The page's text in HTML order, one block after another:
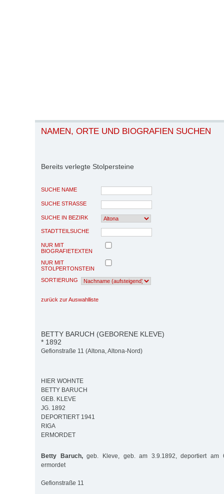
NAMEN, ORTE UND BIOGRAFIEN SUCHEN
Bereits verlegte Stolpersteine
SUCHE NAME
SUCHE STRASSE
SUCHE IN BEZIRK
STADTTEILSUCHE
NUR MIT
BIOGRAFIETEXTEN
NUR MIT
STOLPERTONSTEIN
SORTIERUNG
zurück zur Auswahlliste
BETTY BARUCH (GEBORENE KLEVE)
* 1892
Gefionstraße 11 (Altona, Altona-Nord)
HIER WOHNTE
BETTY BARUCH
GEB. KLEVE
JG. 1892
DEPORTIERT 1941
RIGA
ERMORDET
Betty Baruch,geb. Kleve, geb. am 3.9.1892, deportiert am
ermordet
Gefionstraße 11